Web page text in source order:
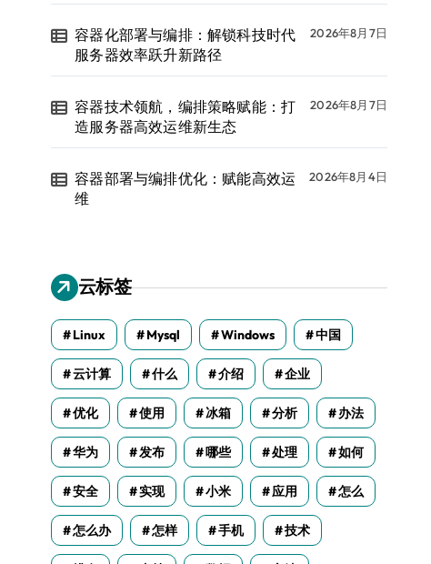
容器化部署与编排：解锁科技时代
服务器效率跃升新路径
2026年8月7日
容器技术领航，编排策略赋能：打
造服务器高效运维新生态
2026年8月7日
容器部署与编排优化：赋能高效运
维
2026年8月4日
云标签
Linux Mysql Windows 中国
云计算 什么 介绍 企业
优化 使用 冰箱 分析 办法
华为 发布 哪些 处理 如何
安全 实现 小米 应用 怎么
怎么办 怎样 手机 技术